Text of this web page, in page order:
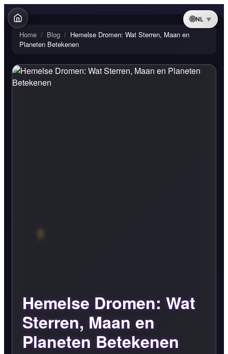
NL
Home / Blog / Hemelse Dromen: Wat Sterren, Maan en
Planeten Betekenen
Hemelse Dromen: Wat
Sterren, Maan en
Planeten Betekenen